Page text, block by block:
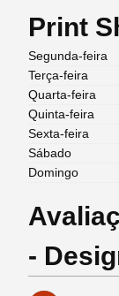
Print
Segunda-feira
Terça-feira
Quarta-feira
Quinta-feira
Sexta-feira
Sábado
Domingo
-